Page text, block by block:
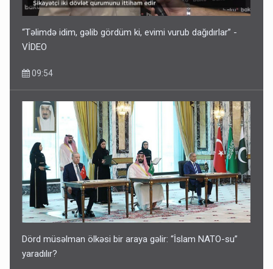
“Təlimdə idim, gəlib gördüm ki, evimi vurub dağıdırlar” -
VİDEO
09:54
Dörd müsəlman ölkəsi bir araya gəlir: “İslam NATO-su”
yaradılır?